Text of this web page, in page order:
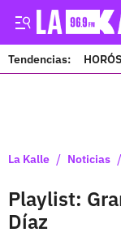
Tendencias:
La Kalle / Noticias /
Playlist:
Díaz